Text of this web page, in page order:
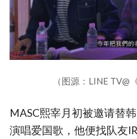
（图源：LINE TV@
MASC熙宰月初被邀请替
演唱爱国歌，他便找队友